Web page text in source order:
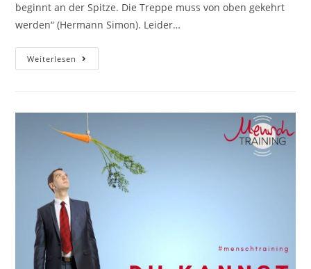
beginnt an der Spitze. Die Treppe muss von oben gekehrt
werden“ (Hermann Simon). Leider…
Weiterlesen Mensch
Oder